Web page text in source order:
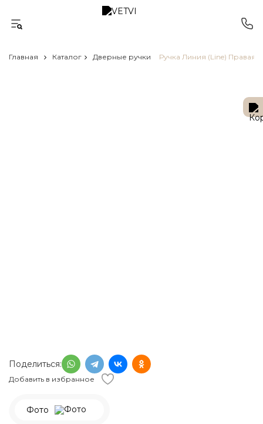
Главная Каталог Дверные ручки Ручка Линия (Line) Правая
Поделиться:
Добавить в избранное
Фото